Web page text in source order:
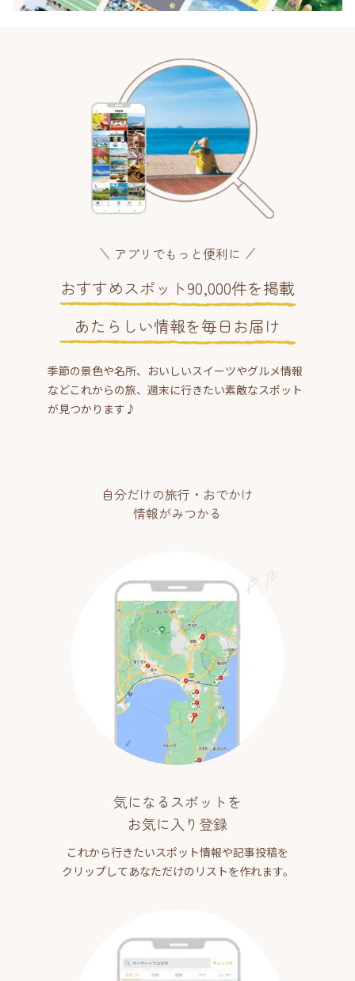
アプリでもっと便利に
おすすめスポット90,000件を掲載
あたらしい情報を毎日お届け
季節の景色や名所、おいしいスイーツやグルメ情報
などこれからの旅、週末に行きたい素敵なスポット
が見つかります♪
自分だけの旅行・おでかけ
情報がみつかる
気になるスポットを
お気に入り登録
これから行きたいスポット情報や記事投稿を
クリップしてあなただけのリストを作れます。